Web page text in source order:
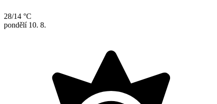
28/14 °C
pondělí 10. 8.